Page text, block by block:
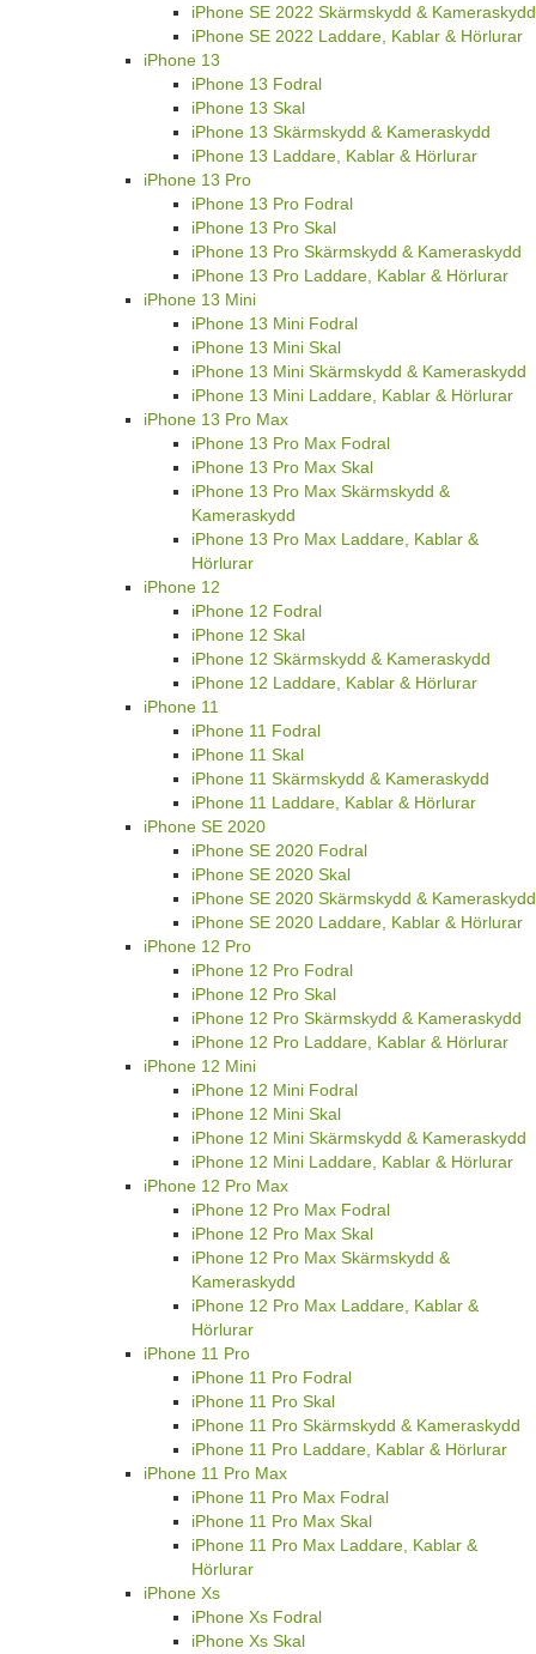
iPhone SE 2022 Skärmskydd & Kameraskydd
iPhone SE 2022 Laddare, Kablar & Hörlurar
iPhone 13
iPhone 13 Fodral
iPhone 13 Skal
iPhone 13 Skärmskydd & Kameraskydd
iPhone 13 Laddare, Kablar & Hörlurar
iPhone 13 Pro
iPhone 13 Pro Fodral
iPhone 13 Pro Skal
iPhone 13 Pro Skärmskydd & Kameraskydd
iPhone 13 Pro Laddare, Kablar & Hörlurar
iPhone 13 Mini
iPhone 13 Mini Fodral
iPhone 13 Mini Skal
iPhone 13 Mini Skärmskydd & Kameraskydd
iPhone 13 Mini Laddare, Kablar & Hörlurar
iPhone 13 Pro Max
iPhone 13 Pro Max Fodral
iPhone 13 Pro Max Skal
iPhone 13 Pro Max Skärmskydd &
Kameraskydd
iPhone 13 Pro Max Laddare, Kablar &
Hörlurar
iPhone 12
iPhone 12 Fodral
iPhone 12 Skal
iPhone 12 Skärmskydd & Kameraskydd
iPhone 12 Laddare, Kablar & Hörlurar
iPhone 11
iPhone 11 Fodral
iPhone 11 Skal
iPhone 11 Skärmskydd & Kameraskydd
iPhone 11 Laddare, Kablar & Hörlurar
iPhone SE 2020
iPhone SE 2020 Fodral
iPhone SE 2020 Skal
iPhone SE 2020 Skärmskydd & Kameraskydd
iPhone SE 2020 Laddare, Kablar & Hörlurar
iPhone 12 Pro
iPhone 12 Pro Fodral
iPhone 12 Pro Skal
iPhone 12 Pro Skärmskydd & Kameraskydd
iPhone 12 Pro Laddare, Kablar & Hörlurar
iPhone 12 Mini
iPhone 12 Mini Fodral
iPhone 12 Mini Skal
iPhone 12 Mini Skärmskydd & Kameraskydd
iPhone 12 Mini Laddare, Kablar & Hörlurar
iPhone 12 Pro Max
iPhone 12 Pro Max Fodral
iPhone 12 Pro Max Skal
iPhone 12 Pro Max Skärmskydd &
Kameraskydd
iPhone 12 Pro Max Laddare, Kablar &
Hörlurar
iPhone 11 Pro
iPhone 11 Pro Fodral
iPhone 11 Pro Skal
iPhone 11 Pro Skärmskydd & Kameraskydd
iPhone 11 Pro Laddare, Kablar & Hörlurar
iPhone 11 Pro Max
iPhone 11 Pro Max Fodral
iPhone 11 Pro Max Skal
iPhone 11 Pro Max Laddare, Kablar &
Hörlurar
iPhone Xs
iPhone Xs Fodral
iPhone Xs Skal